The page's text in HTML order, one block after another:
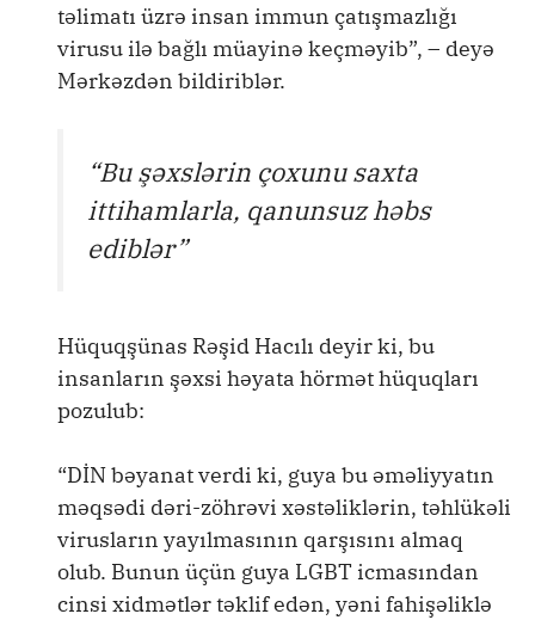
təlimatı üzrə insan immun çatışmazlığı
virusu ilə bağlı müayinə keçməyib”, – deyə
Mərkəzdən bildiriblər.
“Bu şəxslərin çoxunu saxta
ittihamlarla, qanunsuz həbs
ediblər”
Hüquqşünas Rəşid Hacılı deyir ki, bu
insanların şəxsi həyata hörmət hüquqları
pozulub:
“DİN bəyanat verdi ki, guya bu əməliyyatın
məqsədi dəri-zöhrəvi xəstəliklərin, təhlükəli
virusların yayılmasının qarşısını almaq
olub. Bunun üçün guya LGBT icmasından
cinsi xidmətlər təklif edən, yəni fahişəliklə